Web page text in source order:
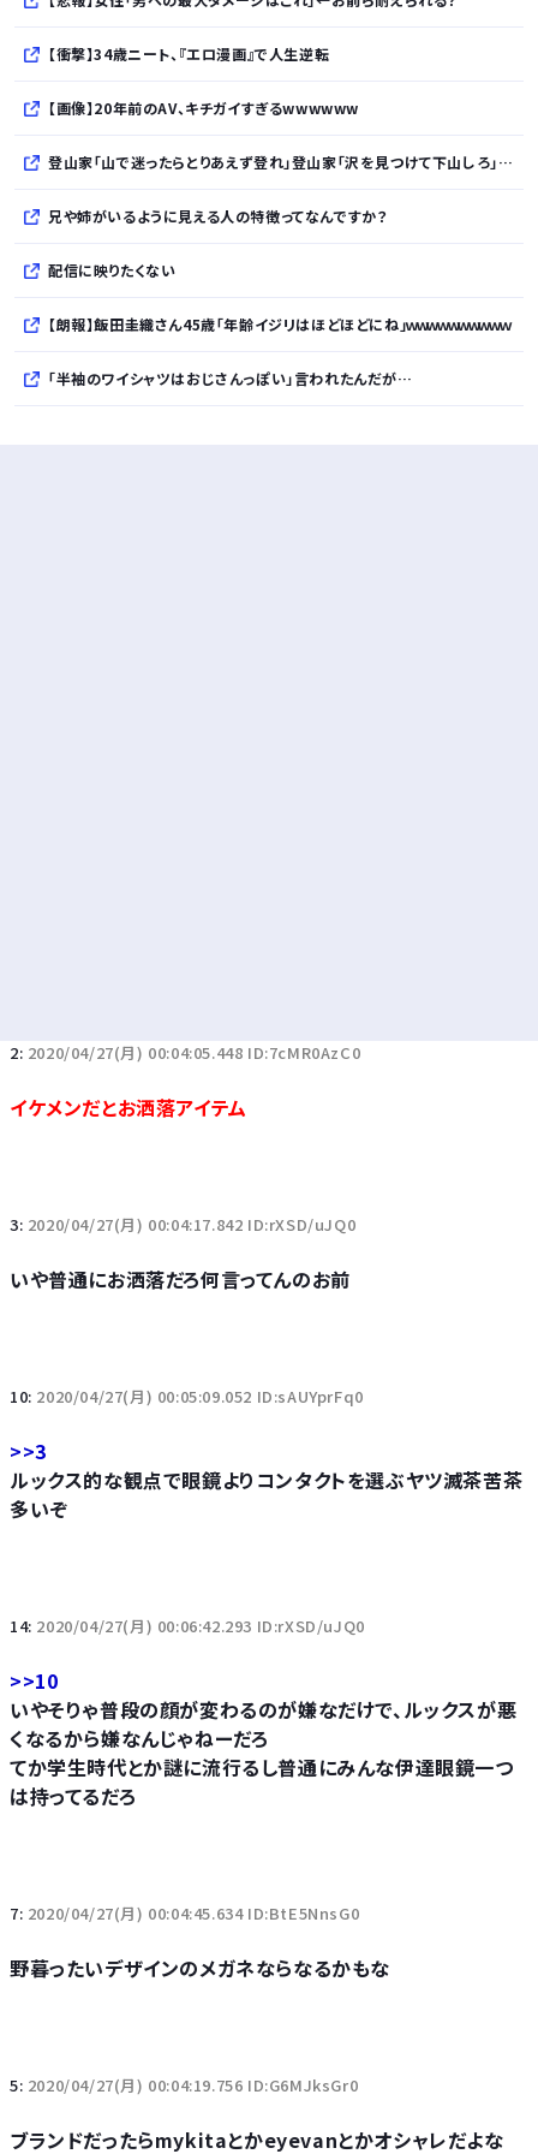
【衝撃】34歳ニート、『エロ漫画』で人生逆転
【画像】20年前のAV、キチガイすぎるwwwwww
登山家「山で迷ったらとりあえず登れ」登山家「沢を見つけて下山しろ」←これ結局どっちが正解なの？
兄や姉がいるように見える人の特徴ってなんですか？
配信に映りたくない
【朗報】飯田圭織さん45歳「年齢イジリはほどほどにね」ｗｗｗｗｗｗｗｗｗｗ
「半袖のワイシャツはおじさんっぽい」言われたんだが…
2: 2020/04/27(月) 00:04:05.448 ID:7cMR0AzC0
イケメンだとお洒落アイテム
3: 2020/04/27(月) 00:04:17.842 ID:rXSD/uJQ0
いや普通にお洒落だろ何言ってんのお前
10: 2020/04/27(月) 00:05:09.052 ID:sAUYprFq0
>>3
ルックス的な観点で眼鏡よりコンタクトを選ぶヤツ滅茶苦茶
多いぞ
14: 2020/04/27(月) 00:06:42.293 ID:rXSD/uJQ0
>>10
いやそりゃ普段の顔が変わるのが嫌なだけで、ルックスが悪
くなるから嫌なんじゃねーだろ
てか学生時代とか謎に流行るし普通にみんな伊達眼鏡一つ
は持ってるだろ
7: 2020/04/27(月) 00:04:45.634 ID:BtE5NnsG0
野暮ったいデザインのメガネならなるかもな
5: 2020/04/27(月) 00:04:19.756 ID:G6MJksGr0
ブランドだったらmykitaとかeyevanとかオシャレだよな